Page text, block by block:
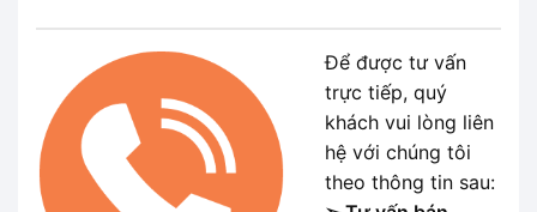
Để được tư vấn
trực tiếp, quý
khách vui lòng liên
hệ với chúng tôi
theo thông tin sau: